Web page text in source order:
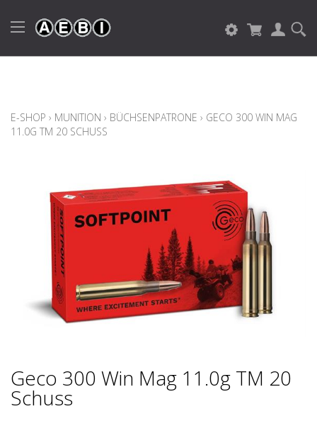
E-SHOP › MUNITION › BÜCHSENPATRONE › GECO 300 WIN MAG
11.0G TM 20 SCHUSS
Geco 300 Win Mag 11.0g TM 20
Schuss